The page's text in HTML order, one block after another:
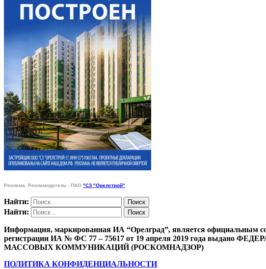
Реклама. Рекламодатель - ПАО "СЗ "Орелстрой"
Найти:
Найти:
Информация, маркированная ИА “Орелград”, является официальным
регистрации ИА № ФС 77 – 75617 от 19 апреля 2019 года
МАССОВЫХ КОММУНИКАЦИЙ (РОСКОМНАДЗОР)
ПОЛИТИКА КОНФИДЕНЦИАЛЬНОСТИ